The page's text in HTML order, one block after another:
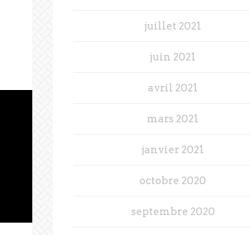
juillet 2021
juin 2021
avril 2021
mars 2021
janvier 2021
octobre 2020
septembre 2020